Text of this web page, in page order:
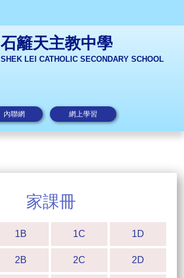
石籬天主教中學
SHEK LEI CATHOLIC SECONDARY SCHOOL
內聯網 網上學習
家課冊
1B 1C 1D
2B 2C 2D